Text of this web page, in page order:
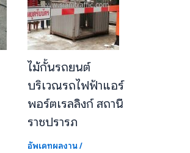
ไม้กั้นรถยนต์
บริเวณรถไฟฟ้าแอร์
พอร์ตเรลลิงก์ สถานี
ราชปรารภ
อัพเดทผลงาน/